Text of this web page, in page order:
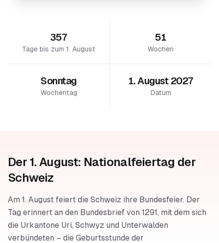
Tage bis zum 1. August
357
Wochen
51
Wochentag
Sonntag
Datum
1. August 2027
Der 1. August: Nationalfeiertag der
Schweiz
Am 1. August feiert die Schweiz ihre Bundesfeier. Der
Tag erinnert an den Bundesbrief von 1291, mit dem sich
die Urkantone Uri, Schwyz und Unterwalden
verbündeten – die Geburtsstunde der